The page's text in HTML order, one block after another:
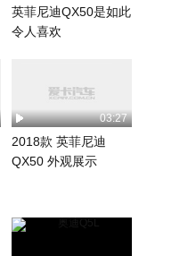
英菲尼迪QX50是如此
令人喜欢
03:27
2018款 英菲尼迪
QX50 外观展示